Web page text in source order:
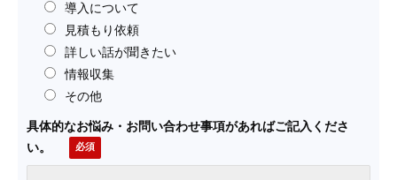
導入について
見積もり依頼
詳しい話が聞きたい
情報収集
その他
具体的なお悩み・お問い合わせ事項があればご記入くださ
い。